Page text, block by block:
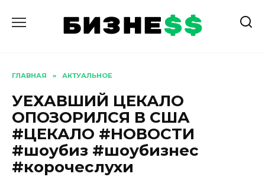
содержанию
ГЛАВНАЯ » АКТУАЛЬНОЕ
УЕХАВШИЙ ЦЕКАЛО
ОПОЗОРИЛСЯ В США
#ЦЕКАЛО #НОВОСТИ
#шоубиз #шоубизнес
#корочеслухи